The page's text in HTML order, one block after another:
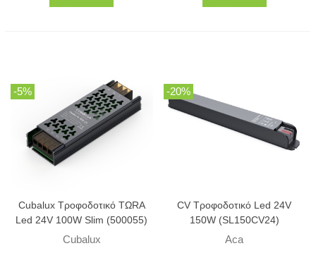
-5%
Cubalux Τροφοδοτικό ΤΩRA
Led 24V 100W Slim (500055)
Cubalux
-20%
CV Τροφοδοτικό Led 24V
150W (SL150CV24)
Aca